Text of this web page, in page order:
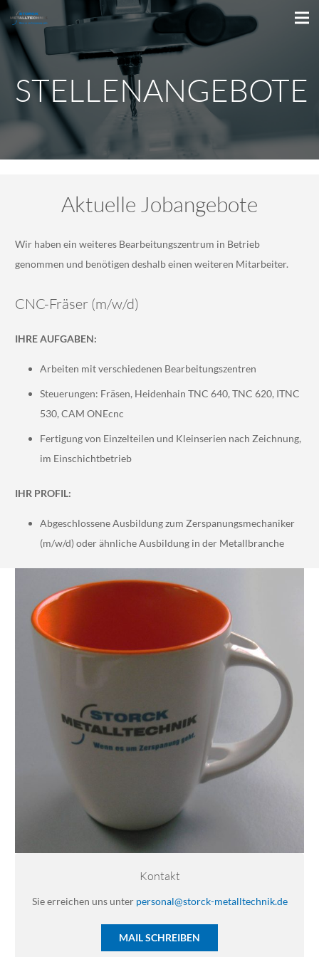
STELLENANGEBOTE
Aktuelle Jobangebote
Wir haben ein weiteres Bearbeitungszentrum in Betrieb
genommen und benötigen deshalb einen weiteren Mitarbeiter.
CNC-Fräser (m/w/d)
IHRE AUFGABEN:
Arbeiten mit verschiedenen Bearbeitungszentren
Steuerungen: Fräsen, Heidenhain TNC 640, TNC 620, ITNC
530, CAM ONEcnc
Fertigung von Einzelteilen und Kleinserien nach Zeichnung,
im Einschichtbetrieb
IHR PROFIL:
Abgeschlossene Ausbildung zum Zerspanungsmechaniker
(m/w/d) oder ähnliche Ausbildung in der Metallbranche
Kontakt
Sie erreichen uns unter personal@storck-metalltechnik.de
MAIL SCHREIBEN